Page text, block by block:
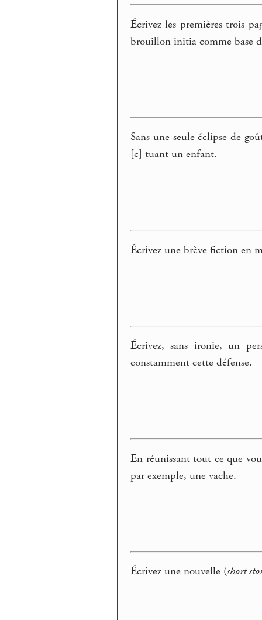
Écrivez les premières trois
brouillon initia comme base
Sans une seule éclipse de
[c] tuant un enfant.
Écrivez une brève fiction en
Écrivez, sans ironie, un
constamment cette défense.
En réunissant tout ce que
par exemple, une vache.
Écrivez une nouvelle (short